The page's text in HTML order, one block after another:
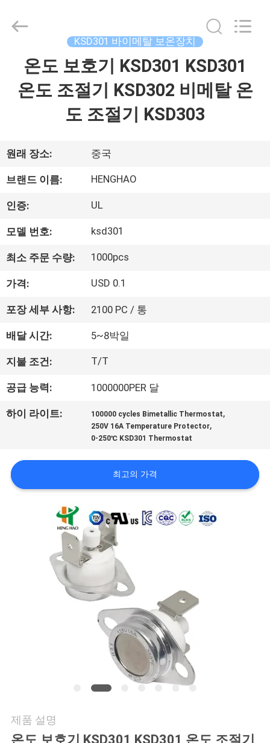
소
개
회
사
소
개
장
어
뉴
2025
Reserved.
KSD301 바이메탈 보온장치
온도 보호기 KSD301 KSD301
온도 조절기 KSD302 비메탈 온
도 조절기 KSD303
원래 장소: 중국
브랜드 이름: HENGHAO
인증: UL
모델 번호: ksd301
최소 주문 수량: 1000pcs
가격: USD 0.1
포장 세부 사항: 2100 PC / 통
배달 시간: 5~8박일
지불 조건: T/T
공급 능력: 1000000PER 달
하이 라이트: 100000 cycles Bimetallic Thermostat,
250V 16A Temperature Protector,
0-250℃ KSD301 Thermostat
최고의 가격
제품 설명
온도 보호기 KSD301 KSD301 온도 조절기